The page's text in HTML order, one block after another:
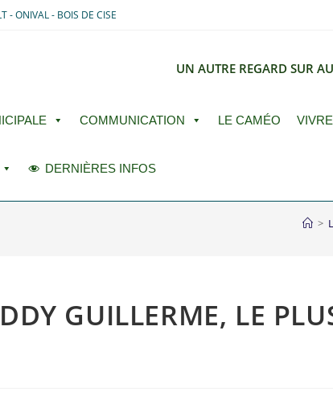
ONIVAL - BOIS DE CISE
UN AUTRE REGARD SUR
COMMUNICATION LE CAMÉO
DERNIÈRES INFOS
>
GUILLERME, LE